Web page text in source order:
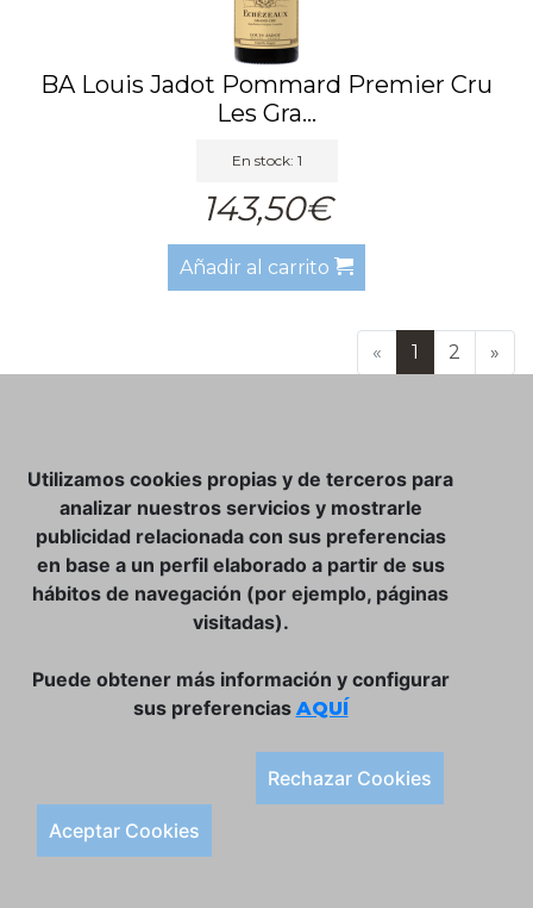
BA Louis Jadot Pommard Premier Cru
Les Gra...
En stock: 1
143,50€
Añadir al carrito
« 1 2 »
CLUB VINATER
CONTACTO
TIENDA ONLINE:
Plaça de la Llibertat, 22, 07760 Ciutadella
Tlf. 971 93 78 75
Utilizamos cookies propias y de terceros para
analizar nuestros servicios y mostrarle
publicidad relacionada con sus preferencias
en base a un perfil elaborado a partir de sus
hábitos de navegación (por ejemplo, páginas
visitadas).
Puede obtener más información y configurar
sus preferencias AQUÍ
Rechazar Cookies
Aceptar Cookies